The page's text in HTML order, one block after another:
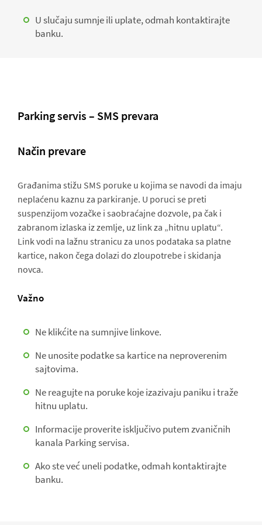
U slučaju sumnje ili uplate, odmah kontaktirajte
banku.
Parking servis – SMS prevara
Način prevare
Građanima stižu SMS poruke u kojima se navodi da imaju
neplaćenu kaznu za parkiranje. U poruci se preti
suspenzijom vozačke i saobraćajne dozvole, pa čak i
zabranom izlaska iz zemlje, uz link za „hitnu uplatu“.
Link vodi na lažnu stranicu za unos podataka sa platne
kartice, nakon čega dolazi do zloupotrebe i skidanja
novca.
Važno
Ne klikćite na sumnjive linkove.
Ne unosite podatke sa kartice na neproverenim
sajtovima.
Ne reagujte na poruke koje izazivaju paniku i traže
hitnu uplatu.
Informacije proverite isključivo putem zvaničnih
kanala Parking servisa.
Ako ste već uneli podatke, odmah kontaktirajte
banku.